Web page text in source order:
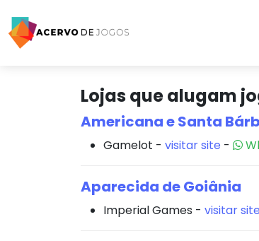
Lojas que alugam
Americana e Santa
Gamelot - visitar site -
Aparecida de Goiânia
Imperial Games - visitar site